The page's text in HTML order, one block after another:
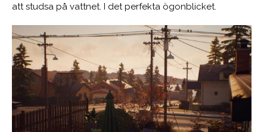
att studsa på vattnet. I det perfekta ögonblicket.